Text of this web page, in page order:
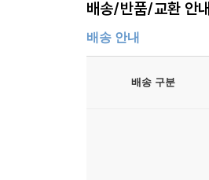
배송/반품/교환 안내
배송 안내
배송 구분